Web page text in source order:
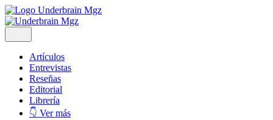
Artículos
Entrevistas
Reseñas
Editorial
Librería
👇 Ver más